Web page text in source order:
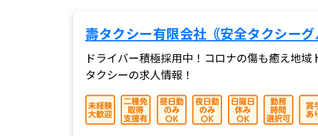
壽タクシー有限会社｟安全タクシーグ
ドライバー積極採用中！コロナの傷も癒え地
タクシーの求人情報！